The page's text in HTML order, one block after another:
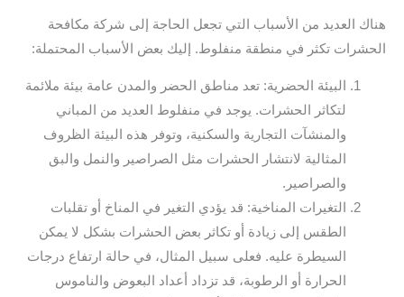
هناك العديد من الأسباب التي تجعل الحاجة إلى شركة مكافحة
الحشرات تكثر في منطقة منفلوط. إليك بعض الأسباب المحتملة:
البيئة الحضرية: تعد مناطق الحضر والمدن عامة بيئة ملائمة
لتكاثر الحشرات. يوجد في منفلوط العديد من المباني
والمنشآت التجارية والسكنية، وتوفر هذه البيئة الظروف
المثالية لانتشار الحشرات مثل الصراصير والنمل والبق
والصراصير.
التغيرات المناخية: قد يؤدي التغير في المناخ أو تقلبات
الطقس إلى زيادة أو تكاثر بعض الحشرات بشكل لا يمكن
السيطرة عليه. فعلى سبيل المثال، في حالة ارتفاع درجات
الحرارة أو الرطوبة، قد تزداد أعداد البعوض والناموس